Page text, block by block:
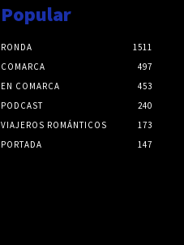
Popular
RONDA
1511
COMARCA
497
EN COMARCA
453
PODCAST
240
VIAJEROS ROMÁNTICOS
173
PORTADA
147